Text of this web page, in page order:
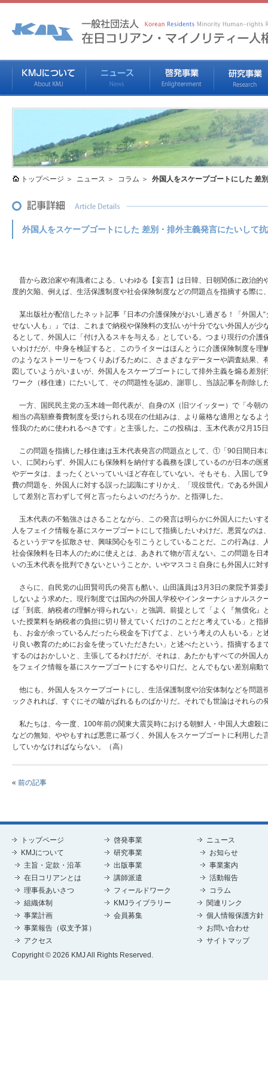
トップページ ニュース コラム 外国人をスケープゴートにした 差
外国人をスケープゴートにした 差別・排外主義発言にたいして
昔から政治家や有識者による、いわゆる【妄言】は日韓、日朝関係に政治
度的欠陥、例えば、生活保護制度や社会保険制度などの問題点を指摘する際
某出版社が配信したネット記事『日本の介護保険がおいし過ぎる！「外国
せない人も」』では、これまで納税や保険料の支払いが十分でない外国人が
るとして、外国人に「付け入るスキを与える」としている。つまり現行の介
いわけだが、中身を検証すると、このライターはほんとうに介護保険制度を
のようなストーリーをつくりあげるために、さまざまなデーターや調査結果
図していようがいまいが、外国人をスケープゴートにして排外主義を煽る差
ワーク（移住連）にたいして、その問題性を認め、謝罪し、当該記事を削除
一方、国民民主党の玉木雄一郎代表が、自身のX（旧ツイッター）で「今朝
相当の高額療養費制度を受けられる現在の仕組みは、より厳格な適用となる
怪我のために使われるべきです」と主張した。この投稿は、玉木代表が2月
この問題を指摘した移住連は玉木代表発言の問題点として、①「90日間日本
い、に関わらず、外国人にも保険料を納付する義務を課しているのが日本の
やデータは、まったくといっていいほど存在していない。そもそも、入国し
費の問題を、外国人に対する誤った認識にすりかえ、「現役世代」である外
して差別と言わずして何と言ったらよいのだろうか。と指弾した。
玉木代表の不勉強さはさることながら、この発言は明らかに外国人にたい
人をフェイク情報を基にスケープゴートにして指摘したいわけだ。悪質なの
るというデマを拡散させ、興味関心を引こうとしていることだ。この行為は
社会保険料を日本人のために使えとは、あきれて物が言えない。この問題を
いの玉木代表を批判できないということか。いやマスコミ自身にも外国人に
さらに、自民党の山田賢司氏の発言も酷い。山田議員は3月3日の衆院予算
しないよう求めた。現行制度では国内の外国人学校やインターナショナルス
ば「到底、納税者の理解が得られない」と強調。前提として「よく『無償化
いた授業料を納税者の負担に切り替えていくだけのことだと考えている」と
も、お金が余っているんだったら税金を下げてよ、という考えの人もいる」
り良い教育のためにお金を使っていただきたい」と述べたという。指摘する
するのはおかしいと、主張してるわけだが、それは、あたかもすべての外国
をフェイク情報を基にスケープゴートにするやり口だ。とんでもない差別扇動
他にも、外国人をスケープゴートにし、生活保護制度や治安体制などを問
ックされれば、すぐにその嘘がばれるものばかりだ。それでも世論はそれらの
私たちは、今一度、100年前の関東大震災時における朝鮮人・中国人大虐殺
などの無知、ややもすれば悪意に基づく、外国人をスケープゴートに利用し
していかなければならない。（高）
« 前の記事
トップページ
KMJについて
主旨・定款・沿革
在日コリアンとは
理事長あいさつ
組織体制
事業計画
事業報告（収支予算）
アクセス
啓発事業
研究事業
出版事業
講師派遣
フィールドワーク
KMJライブラリー
会員募集
ニュース
お知らせ
事業案内
活動報告
コラム
関連リンク
個人情報保護方針
お問い合わせ
サイトマップ
Copyright © 2026 KMJ All Rights Reserved.